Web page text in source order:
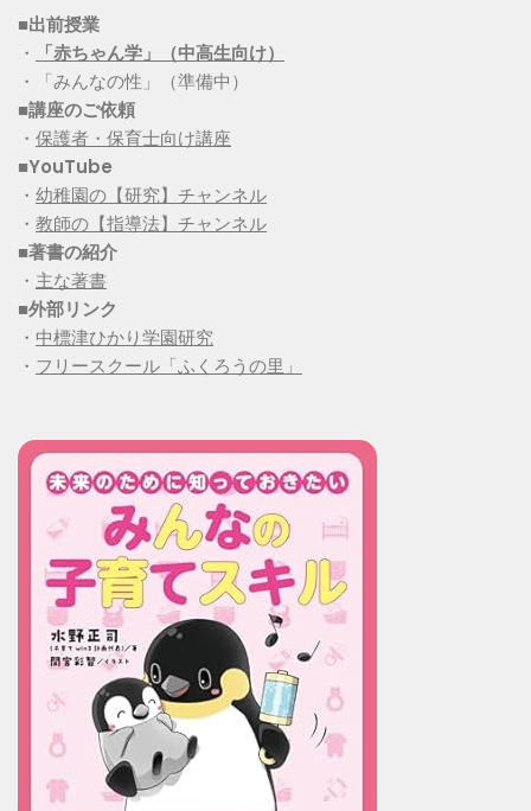
■出前授業
・
「赤ちゃん学」（中高生向け）
・「みんなの性」（準備中）
■講座のご依頼
・ 保護者・保育士向け講座
■YouTube
・ 幼稚園の【研究】チャンネル
・ 教師の【指導法】チャンネル
■著書の紹介
・ 主な著書
■外部リンク
・ 中標津ひかり学園研究
・ フリースクール「ふくろうの里」